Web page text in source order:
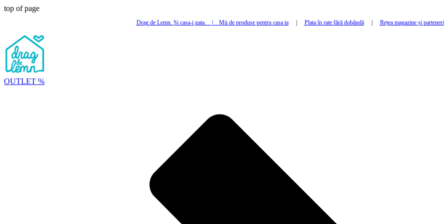
top of page
Drag de Lemn. Și casa-i gata. Mii de produse pentru casa ta| Plata în rate fără dobândă| Rețea magazine și parteneri
OUTLET %